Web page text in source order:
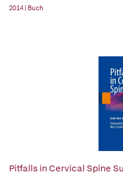
2014 | Buch
Pitfalls in Cervical Spine